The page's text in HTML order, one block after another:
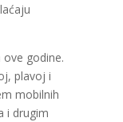
godine.
plavoj i
mobilnih
i drugim